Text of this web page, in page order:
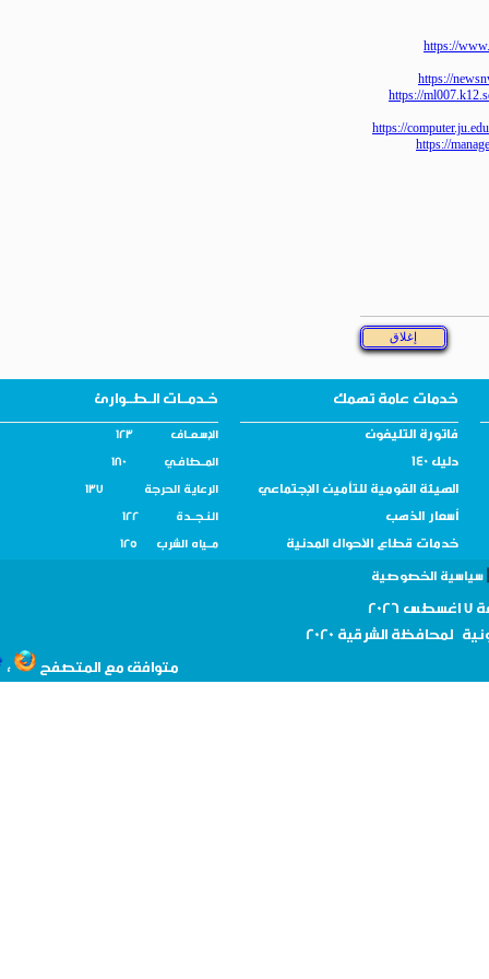
https://
https://
https://
https://
https://
خدمات عامة تهمك خـدمــات الـطــوارئ
فاتورة التليفون الإسـعــاف 123
دليل 140 المــطافـي 180
الهيئة القومية للتأمين الإجتماعي الرعاية الحرجة 137
أسعار الذهب النـجــدة 122
خدمات قطاع الأحوال المدنية مــياه الشرب 125
الخصوصية
لمحافظةالشرقية 2020
متوافق مع المتصفح ،